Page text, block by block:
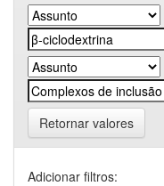
Retornar valores
Adicionar filtros: